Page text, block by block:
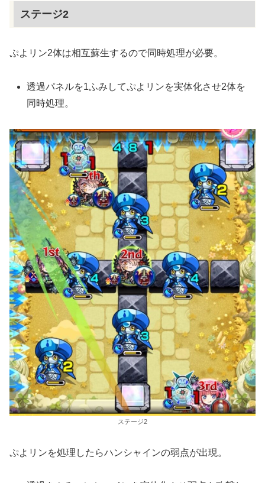
ステージ2
ぷよリン2体は相互蘇生するので同時処理が必要。
透過パネルを1ふみしてぷよリンを実体化させ2体を
同時処理。
ステージ2
ぷよリンを処理したらハンシャインの弱点が出現。